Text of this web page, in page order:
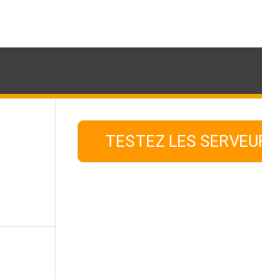
TESTEZ LES